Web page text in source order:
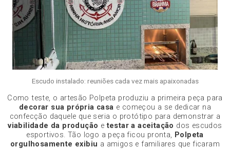
Escudo instalado: reuniões cada vez mais apaixonadas
Como teste, o artesão Polpeta produziu a primeira peça para
decorar sua própria casa e começou a se dedicar na
confecção daquele que seria o protótipo para demonstrar a
viabilidade da produção etestar a aceitação dos escudos
esportivos. Tão logo a peça ficou pronta, Polpeta
orgulhosamente exibiu a amigos e familiares que ficaram